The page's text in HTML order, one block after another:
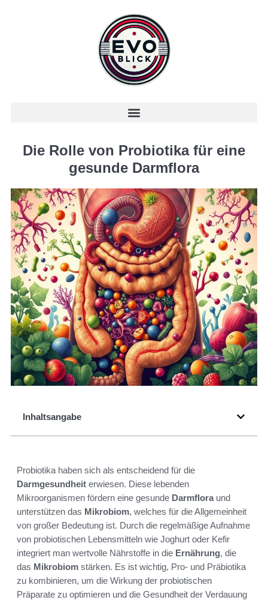
Die Rolle von Probiotika für eine
gesunde Darmflora
Inhaltsangabe
Probiotika haben sich als entscheidend für die
Darmgesundheit erwiesen. Diese lebenden
Mikroorganismen fördern eine gesunde Darmfloraund
unterstützen das Mikrobiom, welches für die Allgemeinheit
von großer Bedeutung ist. Durch die regelmäßige Aufnahme
von probiotischen Lebensmitteln wie Joghurt oder Kefir
integriert man wertvolle Nährstoffe in die Ernährung, die
das Mikrobiom stärken. Es ist wichtig, Pro- und Präbiotika
zu kombinieren, um die Wirkung der probiotischen
Präparate zu optimieren und die Gesundheit der Verdauung